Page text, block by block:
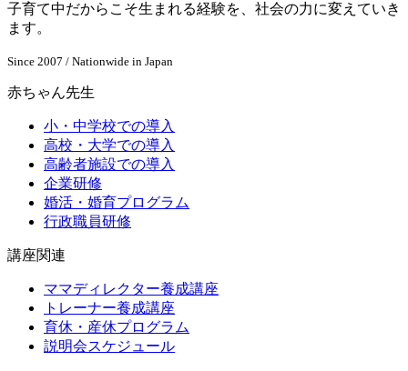
子育て中だからこそ生まれる経験を、社会の力に変えていき
ます。
Since 2007 / Nationwide in Japan
赤ちゃん先生
小・中学校での導入
高校・大学での導入
高齢者施設での導入
企業研修
婚活・婚育プログラム
行政職員研修
講座関連
ママディレクター養成講座
トレーナー養成講座
育休・産休プログラム
説明会スケジュール